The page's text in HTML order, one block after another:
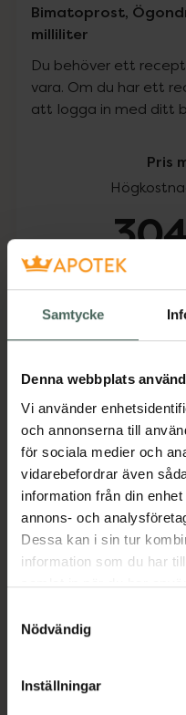
Samtycke
Denna webbplats
Vi använder
och annonserna till
för sociala medier och
vidarebefordrar även
information från din
annons- och
Dessa kan i sin tur
information som du har
samlat in när du har
återkalla ditt samtycke
cookieinställningar. Ett
lagligheten av
Nödvändig
Inställningar
Bimatoprost,
milliliter
Du behöver ett
vara. Om du har ett
att logga in med ditt
Pris
Köp
Aktuella
Beskrivning
Läs alltid
användning.
EAN:
Bipacksedel från